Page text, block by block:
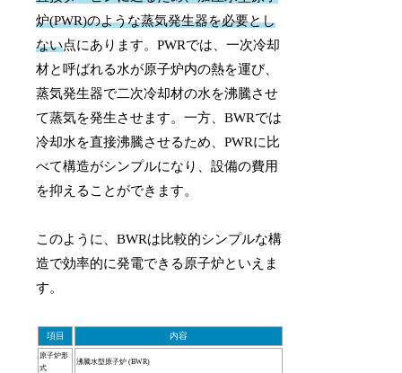
炉(PWR)のような蒸気発生器を必要とし
ない点にあります。PWRでは、一次冷却
材と呼ばれる水が原子炉内の熱を運び、
蒸気発生器で二次冷却材の水を沸騰させ
て蒸気を発生させます。一方、BWRでは
冷却水を直接沸騰させるため、PWRに比
べて構造がシンプルになり、設備の費用
を抑えることができます。
このように、BWRは比較的シンプルな構
造で効率的に発電できる原子炉といえま
す。
項目 内容
原子炉形
式
沸騰水型原子炉 (BWR)